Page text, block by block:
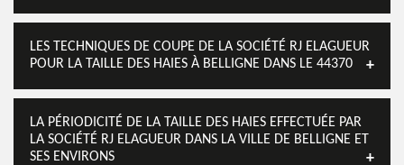
LES TECHNIQUES DE COUPE DE LA SOCIÉTÉ RJ ELAGUEUR
POUR LA TAILLE DES HAIES À BELLIGNE DANS LE 44370
LA PÉRIODICITÉ DE LA TAILLE DES HAIES EFFECTUÉE PAR
LA SOCIÉTÉ RJ ELAGUEUR DANS LA VILLE DE BELLIGNE ET
SES ENVIRONS